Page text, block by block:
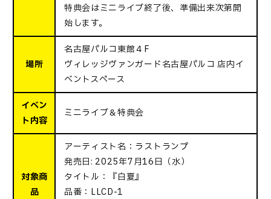
特典会はミニライブ終了後、準備出来次第開
始します。
場所
名古屋パルコ東館４F
ヴィレッジヴァンガード名古屋パルコ 店内イ
ベントスペース
イベン
ト内容
ミニライブ＆特典会
対象商
品
アーティスト名：ラストランプ
発売日: 2025年7月16日（水）
タイトル：『白夏』
品番：LLCD-1